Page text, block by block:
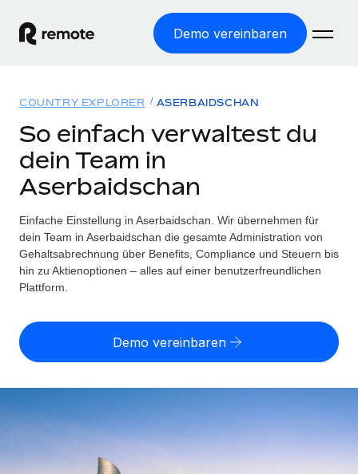
Demo vereinbaren
WELTWEITE BESCHÄFTIGUNG
Globale Payroll
Employer of Record
Weltweites Wachstum ohne Kosten für Niederlassungen
Contractor of Record
Contractor Management
Globales Onboarding und Verwalten von
Lösungen
Country Explorer
Länderspezifische Unterstützung bei der Einstellung
Explorer für US-Bundesstaaten
Vergleiche mit unseren Mitbewerbern
Startups
Agile HR- und Payroll-Lösungen für wachsende
Unternehmen
Ressourcen
TOOLS UND RECHNER
Scheinselbstständigkeitsrisiko berechnen
Länderspezifische Einschätzung des
Personalkostenrechner
Informationen zu möglichen Währungen und
Abwicklungsfristen für globale Freelancer:innen
Preise
English
Nederlands
Français
Deutsch
COUNTRY EXPLORER ASERBAIDSCHAN
So einfach verwaltest du
dein Team in
Aserbaidschan
Einfache Einstellung in Aserbaidschan. Wir übernehmen für
dein Team in Aserbaidschan die gesamte Administration von
Gehaltsabrechnung über Benefits, Compliance und Steuern bis
hin zu Aktienoptionen – alles auf einer benutzerfreundlichen
Plattform.
Demo vereinbaren